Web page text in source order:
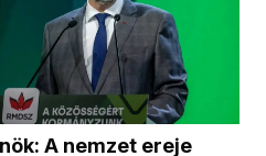
A nemzet ereje